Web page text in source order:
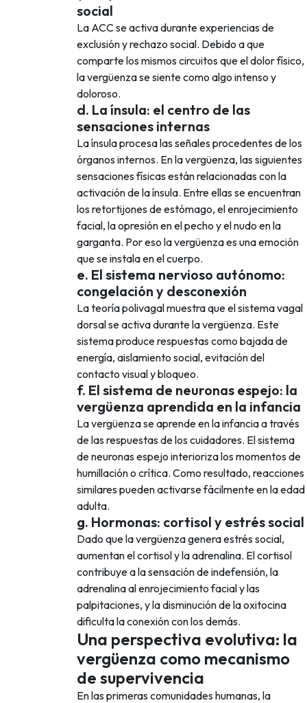
social
La ACC se activa durante experiencias de
exclusión y rechazo social. Debido a que
comparte los mismos circuitos que el dolor físico,
la vergüenza se siente como algo intenso y
doloroso.
d. La ínsula: el centro de las
sensaciones internas
La ínsula procesa las señales procedentes de los
órganos internos. En la vergüenza, las siguientes
sensaciones físicas están relacionadas con la
activación de la ínsula. Entre ellas se encuentran
los retortijones de estómago, el enrojecimiento
facial, la opresión en el pecho y el nudo en la
garganta. Por eso la vergüenza es una emoción
que se instala en el cuerpo.
e. El sistema nervioso autónomo:
congelación y desconexión
La teoría polivagal muestra que el sistema vagal
dorsal se activa durante la vergüenza. Este
sistema produce respuestas como bajada de
energía, aislamiento social, evitación del
contacto visual y bloqueo.
f. El sistema de neuronas espejo: la
vergüenza aprendida en la infancia
La vergüenza se aprende en la infancia a través
de las respuestas de los cuidadores. El sistema
de neuronas espejo interioriza los momentos de
humillación o crítica. Como resultado, reacciones
similares pueden activarse fácilmente en la edad
adulta.
g. Hormonas: cortisol y estrés social
Dado que la vergüenza genera estrés social,
aumentan el cortisol y la adrenalina. El cortisol
contribuye a la sensación de indefensión, la
adrenalina al enrojecimiento facial y las
palpitaciones, y la disminución de la oxitocina
dificulta la conexión con los demás.
Una perspectiva evolutiva: la
vergüenza como mecanismo
de supervivencia
En las primeras comunidades humanas, la